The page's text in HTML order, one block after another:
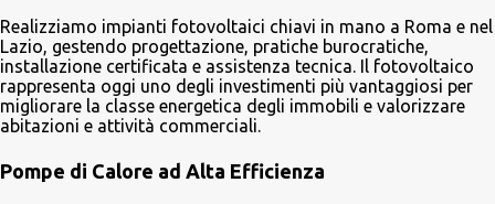
Realizziamo impianti fotovoltaici chiavi in mano a Roma e nel
Lazio, gestendo progettazione, pratiche burocratiche,
installazione certificata e assistenza tecnica. Il fotovoltaico
rappresenta oggi uno degli investimenti più vantaggiosi per
migliorare la classe energetica degli immobili e valorizzare
abitazioni e attività commerciali.
Pompe di Calore ad Alta Efficienza